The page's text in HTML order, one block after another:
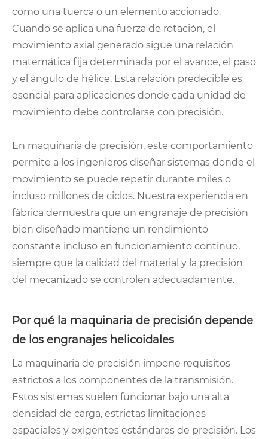
como una tuerca o un elemento accionado.
Cuando se aplica una fuerza de rotación, el
movimiento axial generado sigue una relación
matemática fija determinada por el avance, el paso
y el ángulo de hélice. Esta relación predecible es
esencial para aplicaciones donde cada unidad de
movimiento debe controlarse con precisión.
En maquinaria de precisión, este comportamiento
permite a los ingenieros diseñar sistemas donde el
movimiento se puede repetir durante miles o
incluso millones de ciclos. Nuestra experiencia en
fábrica demuestra que un engranaje de precisión
bien diseñado mantiene un rendimiento
constante incluso en funcionamiento continuo,
siempre que la calidad del material y la precisión
del mecanizado se controlen adecuadamente.
Por qué la maquinaria de precisión depende
de los engranajes helicoidales
La maquinaria de precisión impone requisitos
estrictos a los componentes de la transmisión.
Estos sistemas suelen funcionar bajo una alta
densidad de carga, estrictas limitaciones
espaciales y exigentes estándares de precisión. Los